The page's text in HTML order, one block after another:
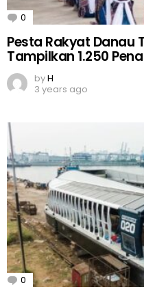
0 Comments
Pesta Rakyat Danau
Tampilkan 1.250
byH
3 years ago
0 Comments